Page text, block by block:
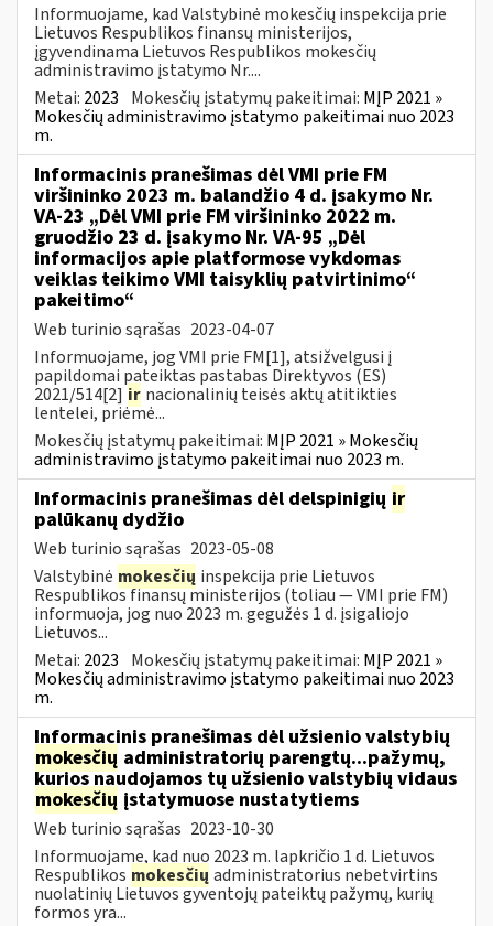
Informuojame, kad Valstybinė mokesčių inspekcija prie
Lietuvos Respublikos finansų ministerijos,
įgyvendinama Lietuvos Respublikos mokesčių
administravimo įstatymo Nr....
Metai: 2023 Mokesčių įstatymų pakeitimai: MĮP 2021 »
Mokesčių administravimo įstatymo pakeitimai nuo 2023
m.
Informacinis pranešimas dėl VMI prie FM
viršininko 2023 m. balandžio 4 d. įsakymo Nr.
VA-23 „Dėl VMI prie FM viršininko 2022 m.
gruodžio 23 d. įsakymo Nr. VA-95 „Dėl
informacijos apie platformose vykdomas
veiklas teikimo VMI taisyklių patvirtinimo“
pakeitimo“
Web turinio sąrašas 2023-04-07
Informuojame, jog VMI prie FM[1], atsižvelgusi į
papildomai pateiktas pastabas Direktyvos (ES)
2021/514[2] ir nacionalinių teisės aktų atitikties
lentelei, priėmė...
Mokesčių įstatymų pakeitimai: MĮP 2021 » Mokesčių
administravimo įstatymo pakeitimai nuo 2023 m.
Informacinis pranešimas dėl delspinigių ir
palūkanų dydžio
Web turinio sąrašas 2023-05-08
Valstybinė mokesčių inspekcija prie Lietuvos
Respublikos finansų ministerijos (toliau — VMI prie FM)
informuoja, jog nuo 2023 m. gegužės 1 d. įsigaliojo
Lietuvos...
Metai: 2023 Mokesčių įstatymų pakeitimai: MĮP 2021 »
Mokesčių administravimo įstatymo pakeitimai nuo 2023
m.
Informacinis pranešimas dėl užsienio valstybių
mokesčių administratorių parengtų...pažymų,
kurios naudojamos tų užsienio valstybių vidaus
mokesčių įstatymuose nustatytiems
Web turinio sąrašas 2023-10-30
Informuojame, kad nuo 2023 m. lapkričio 1 d. Lietuvos
Respublikos mokesčių administratorius nebetvirtins
nuolatinių Lietuvos gyventojų pateiktų pažymų, kurių
formos yra...